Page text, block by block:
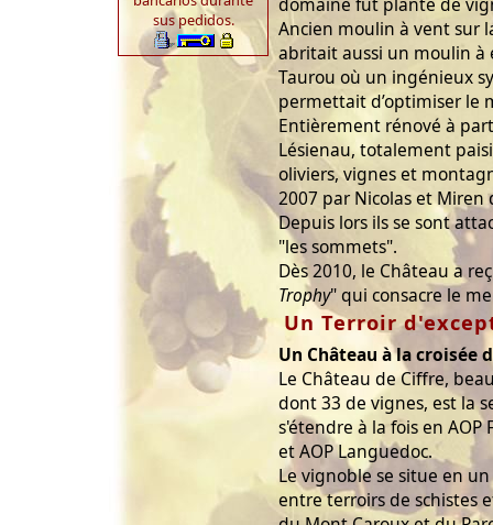
sus pedidos.
Ancien moulin à vent sur
abritait aussi un moulin à
Taurou où un ingénieux
permettait d’optimiser le
Entièrement rénové à
Lésienau, totalement
oliviers, vignes et
2007 par Nicolas et Miren
Depuis lors ils se sont
"les sommets".
Dès 2010, le Château a
Trophy" qui consacre le
Un Terroir
Un Château à la croisée
Le Château de Ciffre,
dont 33 de vignes, est la
s'étendre à la fois en AOP
et AOP Languedoc.
Le vignoble se situe en
entre terroirs de schistes